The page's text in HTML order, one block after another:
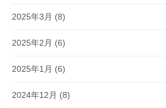
2025年3月 (8)
2025年2月 (6)
2025年1月 (6)
2024年12月 (8)